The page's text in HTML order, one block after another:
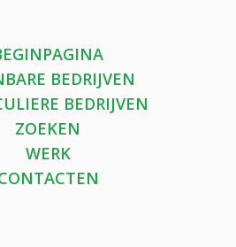
BEDRIJVEN
BEDRIJVEN
ZOEKEN
WERK